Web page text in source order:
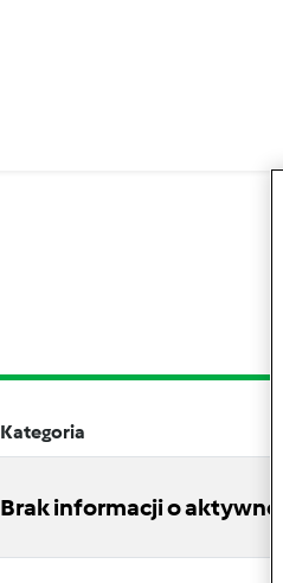
Kategoria
Brak informacji o